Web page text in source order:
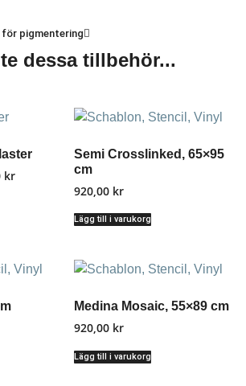
för pigmentering
dessa tillbehör...
kr
Semi Crosslinked, 65×95
cm
920,00 kr
Lägg till i varukorg
Medina Mosaic, 55×89 cm
920,00 kr
Lägg till i varukorg